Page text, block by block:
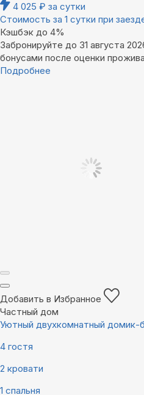
4 025 ₽ за сутки
Стоимость за 1 сутки при
Кэшбэк до 4%
Забронируйте до 31 августа
бонусами после оценки
Подробнее
Добавить в Избранное
Частный дом
Уютный двухкомнатный домик-
4 гостя
2 кровати
1 спальня